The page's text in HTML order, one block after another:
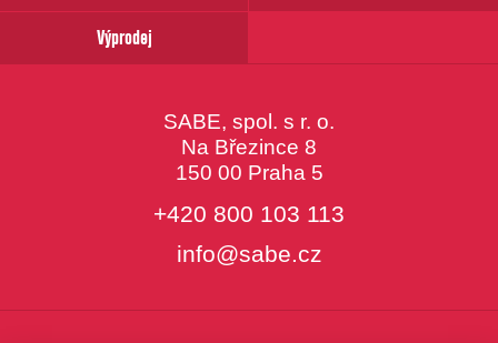
Výprodej
SABE, spol. s r. o.
Na Březince 8
150 00 Praha 5
+420 800 103 113
info@sabe.cz